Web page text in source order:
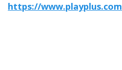
https://www.playplus.com